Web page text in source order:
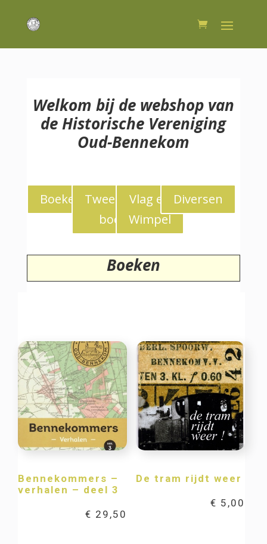
Welkom bij de webshop van
de Historische Vereniging
Oud-Bennekom
Boeken
Tweedekans
boeken
Vlag en
Wimpel
Diversen
Boeken
Bennekommers –
verhalen – deel 3
€ 29,50
De tram rijdt weer
€ 5,00